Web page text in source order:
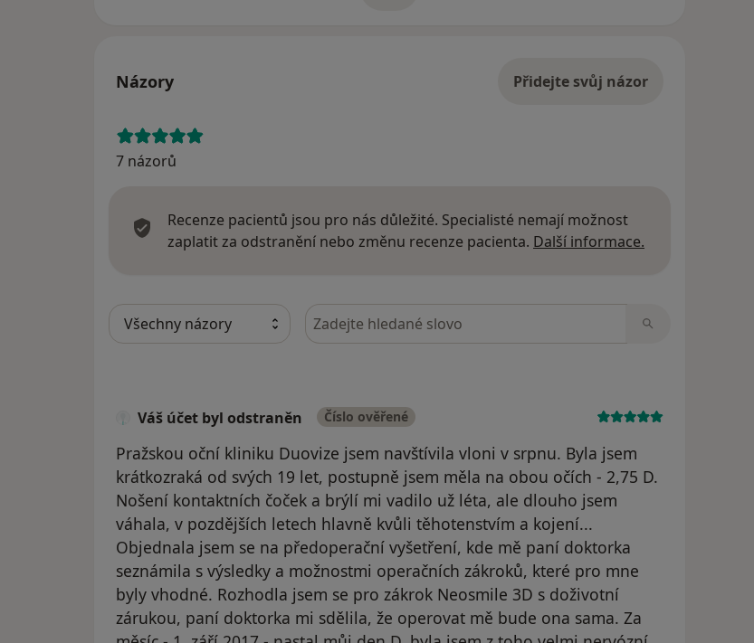
Názory Přidejte svůj názor
7 názorů
Recenze pacientů jsou pro nás důležité. Specialisté nemají možnost
zaplatit za odstranění nebo změnu recenze pacienta. Další informace.
Hledejte v názorech
Váš účet byl odstraněn Číslo ověřené
Pražskou oční kliniku Duovize jsem navštívila vloni v srpnu. Byla jsem
krátkozraká od svých 19 let, postupně jsem měla na obou očích - 2,75 D.
Nošení kontaktních čoček a brýlí mi vadilo už léta, ale dlouho jsem
váhala, v pozdějších letech hlavně kvůli těhotenstvím a kojení...
Objednala jsem se na předoperační vyšetření, kde mě paní doktorka
seznámila s výsledky a možnostmi operačních zákroků, které pro mne
byly vhodné. Rozhodla jsem se pro zákrok Neosmile 3D s doživotní
zárukou, paní doktorka mi sdělila, že operovat mě bude ona sama. Za